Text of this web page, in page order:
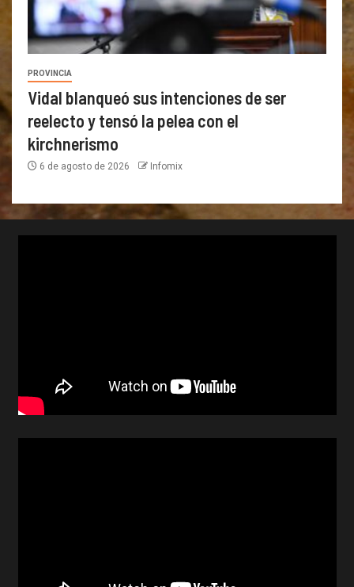
PROVINCIA
Vidal blanqueó sus intenciones de ser
reelecto y tensó la pelea con el
kirchnerismo
6 de agosto de 2026 Infomix